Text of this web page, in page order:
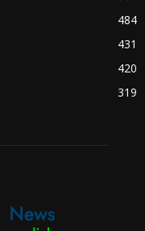
484
431
420
319